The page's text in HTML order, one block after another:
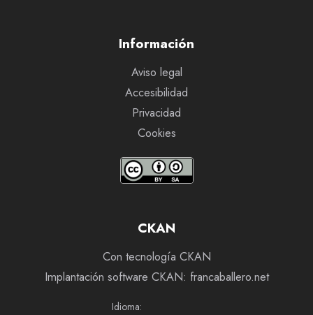
Información
Aviso legal
Accesibilidad
Privacidad
Cookies
CKAN
Con tecnología CKAN
Implantación software CKAN: francaballero.net
Idioma